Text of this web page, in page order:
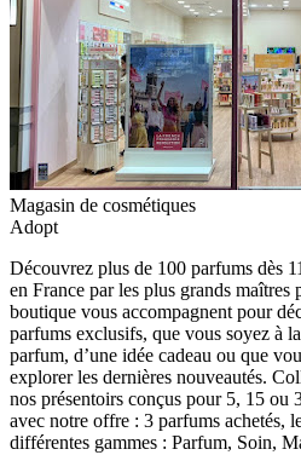
Magasin de cosmétiques
Adopt
Découvrez plus de 100 parfums dès
en France par les plus grands maîtres
boutique vous accompagnent pour
parfums exclusifs, que vous soyez à
parfum, d’une idée cadeau ou que
explorer les dernières nouveautés.
nos présentoirs conçus pour 5, 15 ou
avec notre offre : 3 parfums achetés,
différentes gammes : Parfum, Soin,